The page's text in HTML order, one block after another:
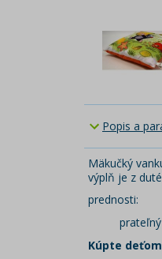
Popis a
Mäkučký
výplň je z
prednosti:
Kúpte